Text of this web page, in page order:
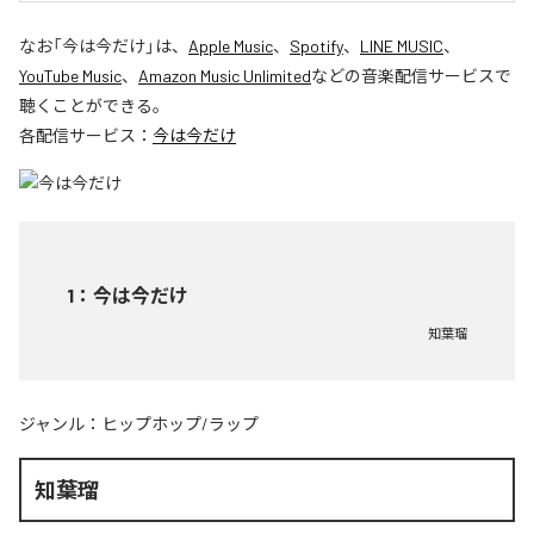
なお「今は今だけ」は、 Apple Music、 Spotify、 LINE MUSIC、
YouTube Music、 Amazon Music Unlimitedなどの音楽配信サービスで
聴くことができる。
各配信サービス： 今は今だけ
1 ： 今は今だけ
知葉瑠
ジャンル： ヒップホップ/ラップ
知葉瑠